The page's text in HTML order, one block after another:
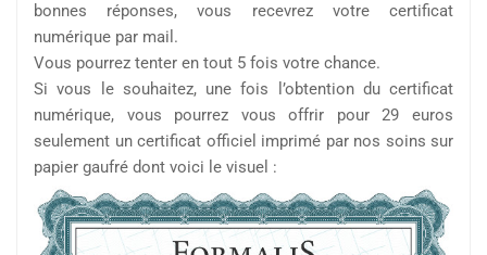
bonnes réponses, vous recevrez votre certificat
numérique par mail.
Vous pourrez tenter en tout 5 fois votre chance.
Si vous le souhaitez, une fois l’obtention du certificat
numérique, vous pourrez vous offrir pour 29 euros
seulement un certificat officiel imprimé par nos soins sur
papier gaufré dont voici le visuel :